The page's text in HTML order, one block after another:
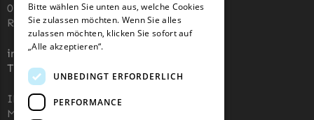
Mowox
Mowox Messer
MTD
MTD Messer
07743, Jena, Deutschland (keine
Rücksendeadresse)
info@robotermaher-messer.de
Tel. +49 3641 8090878
IHK 67529623
MWST: NL857053759B01
Bitte wählen Sie unten aus, welche Cookies
Sie zulassen möchten. Wenn Sie alles
zulassen möchten, klicken Sie sofort auf
„Alle akzeptieren“.
UNBEDINGT ERFORDERLICH
PERFORMANCE